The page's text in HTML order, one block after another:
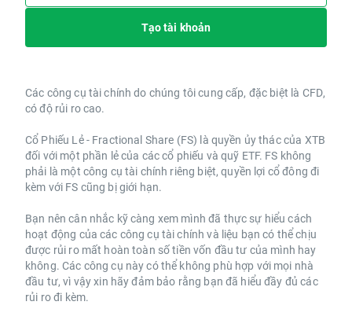
Tạo tài khoản
Các công cụ tài chính do chúng tôi cung cấp, đặc biệt là CFD,
có độ rủi ro cao.
Cổ Phiếu Lẻ - Fractional Share (FS) là quyền ủy thác của XTB
đối với một phần lẻ của các cổ phiếu và quỹ ETF. FS không
phải là một công cụ tài chính riêng biệt, quyền lợi cổ đông đi
kèm với FS cũng bị giới hạn.
Bạn nên cân nhắc kỹ càng xem mình đã thực sự hiểu cách
hoạt động của các công cụ tài chính và liệu bạn có thể chịu
được rủi ro mất hoàn toàn số tiền vốn đầu tư của mình hay
không. Các công cụ này có thể không phù hợp với mọi nhà
đầu tư, vì vậy xin hãy đảm bảo rằng bạn đã hiểu đầy đủ các
rủi ro đi kèm.